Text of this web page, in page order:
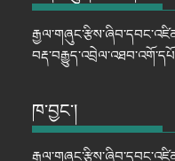
ཁ་བྱང་།